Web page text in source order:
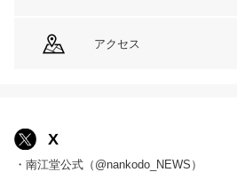
アクセス
X
・南江堂公式（@nankodo_NEWS）